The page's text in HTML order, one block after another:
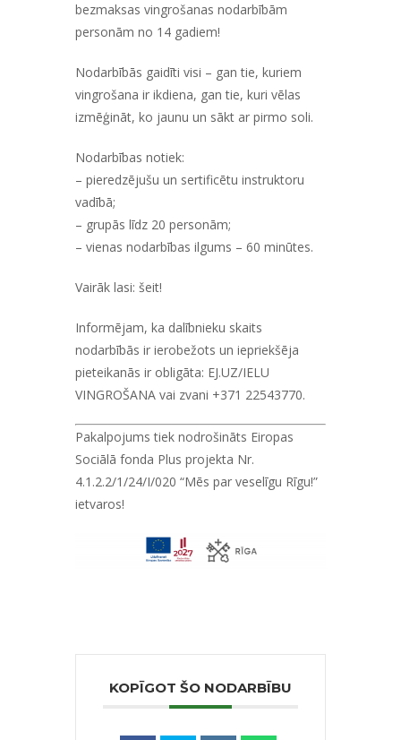
bezmaksas vingrošanas nodarbībām
personām no 14 gadiem!
Nodarbībās gaidīti visi – gan tie, kuriem
vingrošana ir ikdiena, gan tie, kuri vēlas
izmēģināt, ko jaunu un sākt ar pirmo soli.
Nodarbības notiek:
– pieredzējušu un sertificētu instruktoru
vadībā;
– grupās līdz 20 personām;
– vienas nodarbības ilgums – 60 minūtes.
Vairāk lasi: šeit!
Informējam, ka dalībnieku skaits
nodarbībās ir ierobežots un iepriekšēja
pieteikanās ir obligāta: EJ.UZ/IELU
VINGROŠANA vai zvani +371 22543770.
Pakalpojums tiek nodrošināts Eiropas
Sociālā fonda Plus projekta Nr.
4.1.2.2/1/24/I/020 “Mēs par veselīgu Rīgu!”
ietvaros!
KOPĪGOT ŠO NODARBĪBU